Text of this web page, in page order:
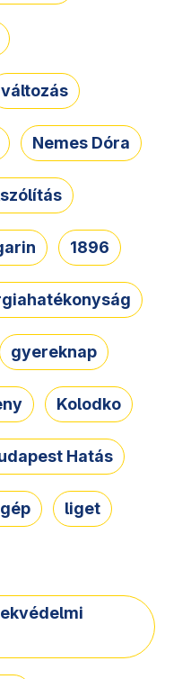
változás
Nemes Dóra
1896
gyereknap
Kolodko
Hatás
liget